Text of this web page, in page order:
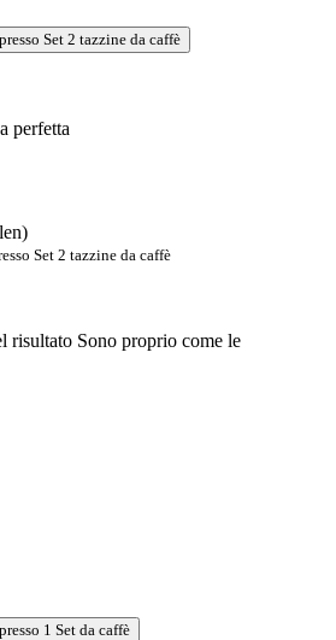
Set 2 tazzine da caffè
perfetta
Set 2 tazzine da caffè
risultato Sono proprio come le
1 Set da caffè